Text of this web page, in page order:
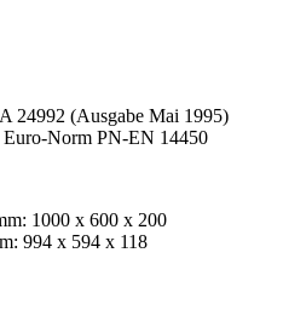
1000 x 600 x 200
994 x 594 x 118